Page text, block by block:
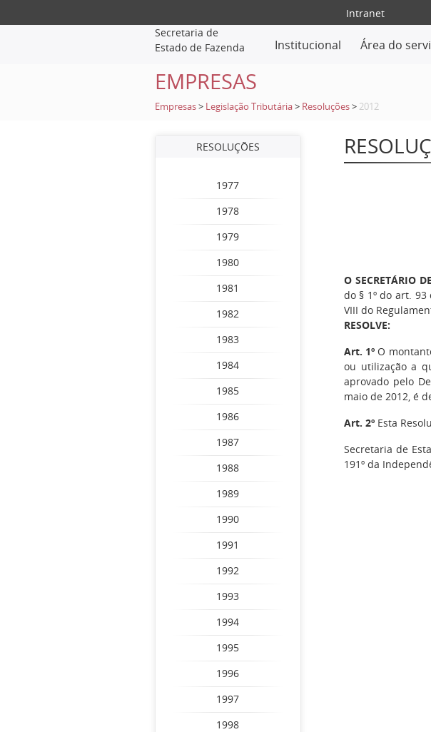
Intranet
Secretaria de
Estado de Fazenda
Institucional Área do
EMPRESAS
Empresas > Legislação Tributária > Resoluções > 2012
RESOLUÇÕES
1977
1978
1979
1980
1981
1982
1983
1984
1985
1986
1987
1988
1989
1990
1991
1992
1993
1994
1995
1996
1997
1998
O SECRETÁRIO
do § 1º do art.
VIII do
RESOLVE:
Art. 1º O
ou utilização a
aprovado pelo
maio de 2012, é
Art. 2ºEsta
Secretaria de
191º da